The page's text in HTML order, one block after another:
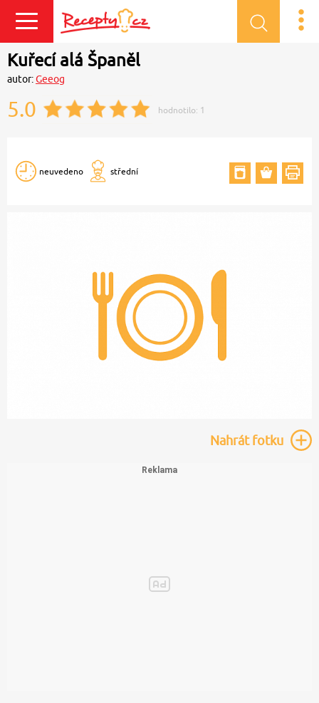
Přihlásit se
Kuřecí alá Španěl
autor:Geeog
5.0 hodnotilo: 1
neuvedeno střední
Nahrátfotku